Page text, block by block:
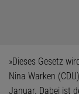
»Dieses Gesetz
Nina Warken
Januar. Dabei ist